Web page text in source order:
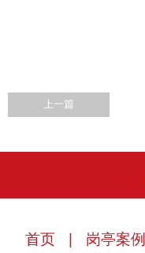
上一篇
首页 | 岗亭案例